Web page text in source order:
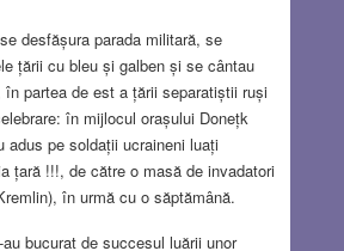
desfășura parada militară, se
țării cu bleu și galben și se cântau
partea de est a țării separatiștii ruși
în mijlocul orașului Donețk
adus pe soldații ucraineni luați
țară !!!, de către o masă de invadatori
în urmă cu o săptămână.
bucurat de succesul luării unor